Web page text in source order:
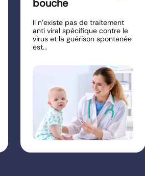
bouche
Il n’existe pas de traitement
anti viral spécifique contre le
virus et la guérison spontanée
est...